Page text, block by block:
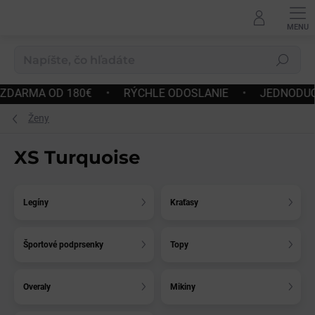
Hľadať
180€ • RÝCHLE ODOSLANIE • JEDNODUCHÉ
Ženy
XS Turquoise
Legíny Kraťasy
Športové podprsenky Topy
Overaly Mikiny